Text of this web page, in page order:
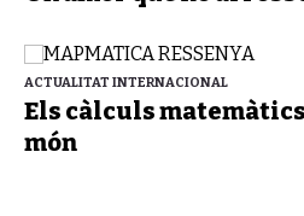
ACTUALITAT INTERNACIONAL
Els càlculs
món